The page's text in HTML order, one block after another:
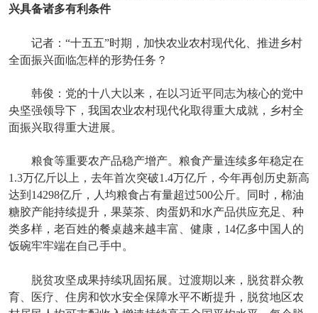
兴具备诸多有利条件
记者：“十五五”时期，加快农业农村现代化、推进乡村
全面振兴面临怎样的形势任务？
韩俊：党的十八大以来，在以习近平同志为核心的党中
央坚强领导下，我国农业农村现代化取得重大成就，乡村全
面振兴取得重大进展。
粮食等重要农产品稳产增产。粮食产量连续多年稳定在
1.3万亿斤以上，去年首次突破1.4万亿斤，今年再创历史新高
达到14298亿斤，人均粮食占有量超过500公斤。同时，棉油
糖胶产能持续提升，果菜茶、肉蛋奶和水产品供应充足、种
类多样，老百姓的餐桌越来越丰富、健康，14亿多中国人的
饭碗牢牢端在自己手中。
脱贫攻坚成果持续巩固拓展。过渡期以来，脱贫群众教
育、医疗、住房和饮水安全保障水平不断提升，脱贫地区农